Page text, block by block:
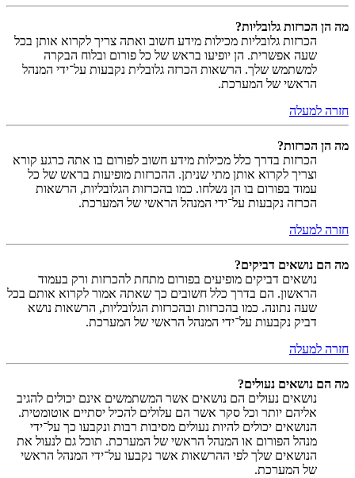
מה הן הכרזות גלובליות?
הכרזות גלובליות מכילות מידע חשוב ואתה צריך לקרוא אותן בכל
שעה אפשרית. הן יופיעו בראש של כל פורום ובלוח הבקרה
למשתמש שלך. הרשאות הכרזה גלובלית נקבעות על־ידי המנהל
הראשי של המערכת.
חזרה למעלה
מה הן הכרזות?
הכרזות בדרך כלל מכילות מידע חשוב לפורום בו אתה כרגע קורא
וצריך לקרוא אותן מתי שניתן. ההכרזות מופיעות בראש של כל
עמוד בפורום בו הן נשלחו. כמו בהכרזות הגלובליות, הרשאות
הכרזה נקבעות על־ידי המנהל הראשי של המערכת.
חזרה למעלה
מה הם נושאים דביקים?
נושאים דביקים מופיעים בפורום מתחת להכרזות ורק בעמוד
הראשון. הם בדרך כלל חשובים כך שאתה אמור לקרוא אותם בכל
שעה נתונה. כמו בהכרזות ובהכרזות הגלובליות, הרשאות נושא
דביק נקבעות על־ידי המנהל הראשי של המערכת.
חזרה למעלה
מה הם נושאים נעולים?
נושאים נעולים הם נושאים אשר המשתמשים אינם יכולים להגיב
אליהם יותר וכל סקר אשר הם עלולים להכיל יסתיים אוטומטית.
הנושאים יכולים להיות נעולים מסיבות רבות ונקבעו כך על־ידי
מנהל הפורום או המנהל הראשי של המערכת. תוכל גם לנעול את
הנושאים שלך לפי ההרשאות אשר נקבעו על־ידי המנהל הראשי
של המערכת.